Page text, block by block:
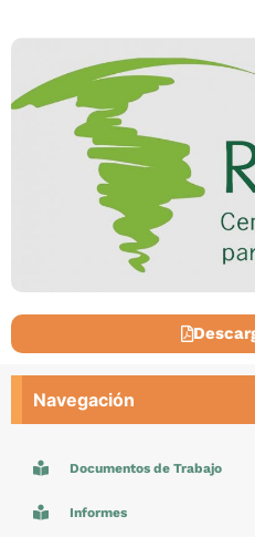
Navegación
Documentos de Trabajo
Informes